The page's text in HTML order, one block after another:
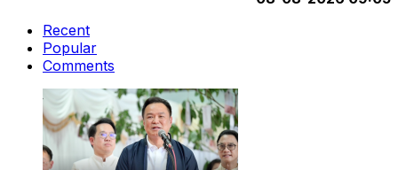
Recent
Popular
Comments